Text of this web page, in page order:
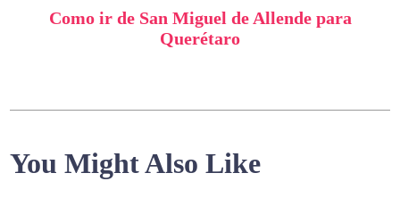
Como ir de San Miguel de Allende para
Querétaro
You Might Also Like